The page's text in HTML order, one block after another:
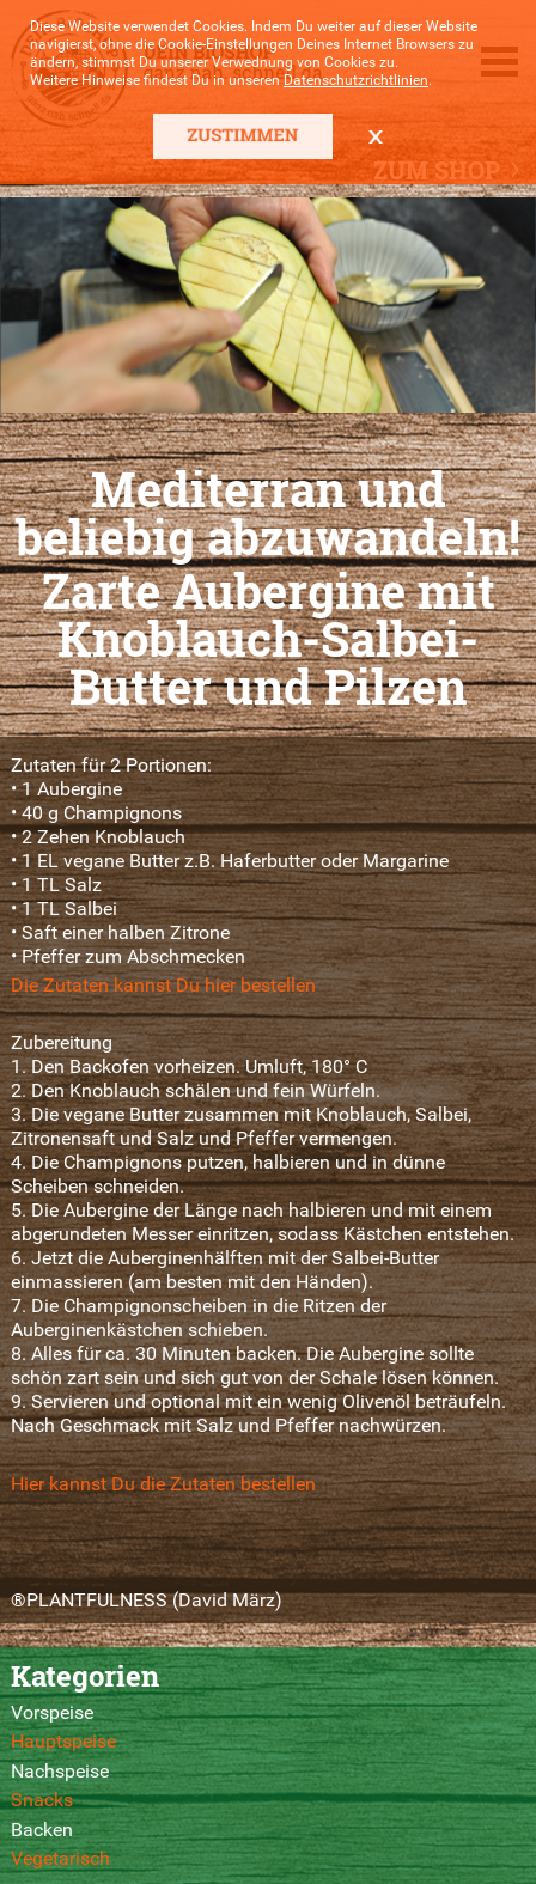
Diese Website verwendet Cookies. Indem Du weiter auf dieser Website
navigierst, ohne die Cookie-Einstellungen Deines Internet Browsers zu
ändern, stimmst Du unserer Verwednung von Cookies zu.
Weitere Hinweise findest Du in unserenDatenschutzrichtlinien.
ZUM SHOP
Mediterran und
beliebig abzuwandeln!
Zarte Aubergine mit
Knoblauch-Salbei-
Butter und Pilzen
Zutaten für 2 Portionen:
• 1 Aubergine
• 40 g Champignons
• 2 Zehen Knoblauch
• 1 EL vegane Butter z.B. Haferbutter oder Margarine
• 1 TL Salz
• 1 TL Salbei
• Saft einer halben Zitrone
• Pfeffer zum Abschmecken
Die Zutaten kannst Du hier bestellen
Zubereitung
1. Den Backofen vorheizen. Umluft, 180° C
2. Den Knoblauch schälen und fein Würfeln.
3. Die vegane Butter zusammen mit Knoblauch, Salbei,
Zitronensaft und Salz und Pfeffer vermengen.
4. Die Champignons putzen, halbieren und in dünne
Scheiben schneiden.
5. Die Aubergine der Länge nach halbieren und mit einem
abgerundeten Messer einritzen, sodass Kästchen entstehen.
6. Jetzt die Auberginenhälften mit der Salbei-Butter
einmassieren (am besten mit den Händen).
7. Die Champignonscheiben in die Ritzen der
Auberginenkästchen schieben.
8. Alles für ca. 30 Minuten backen. Die Aubergine sollte
schön zart sein und sich gut von der Schale lösen können.
9. Servieren und optional mit ein wenig Olivenöl beträufeln.
Nach Geschmack mit Salz und Pfeffer nachwürzen.
Hier kannst Du die Zutaten bestellen
®PLANTFULNESS (David März)
Kategorien
Vorspeise
Hauptspeise
Nachspeise
Snacks
Backen
Vegetarisch